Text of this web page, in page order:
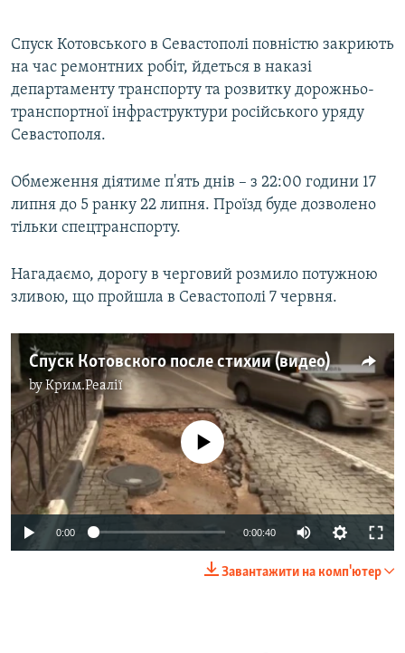
Усі сайти RFE/RL
Спуск Котовського в Севастополі повністю закриють
на час ремонтних робіт, йдеться в наказі
департаменту транспорту та розвитку дорожньо-
транспортної інфраструктури російського уряду
Севастополя.
Обмеження діятиме п'ять днів – з 22:00 години 17
липня до 5 ранку 22 липня. Проїзд буде дозволено
тільки спецтранспорту.
Нагадаємо, дорогу в черговий розмило потужною
зливою, що пройшла в Севастополі 7 червня.
Спуск Котовского после стихии (видео)
byКрим.Реалії
No media source currently available
0:00 0:00:40
Завантажити на комп'ютер